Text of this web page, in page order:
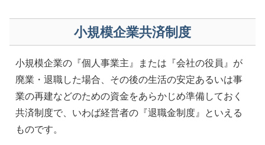
小規模企業共済制度
小規模企業の『個人事業主』または『会社の役員』が
廃業・退職した場合、その後の生活の安定あるいは事
業の再建などのための資金をあらかじめ準備しておく
共済制度で、いわば経営者の『退職金制度』といえる
ものです。